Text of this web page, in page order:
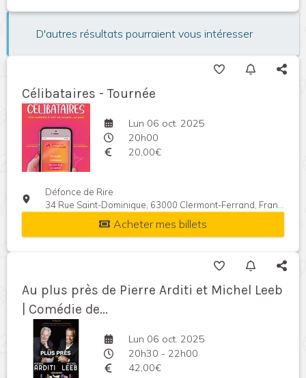
D'autres résultats pourraient vous intéresser
Célibataires - Tournée
Lun 06 oct. 2025
20h00
20,00€
Défonce de Rire
34 Rue Saint-Dominique, 63000 Clermont-Ferrand, France
Acheter mes billets
Au plus près de Pierre Arditi et Michel Leeb
| Comédie de...
Lun 06 oct. 2025
20h30 - 22h00
42,00€